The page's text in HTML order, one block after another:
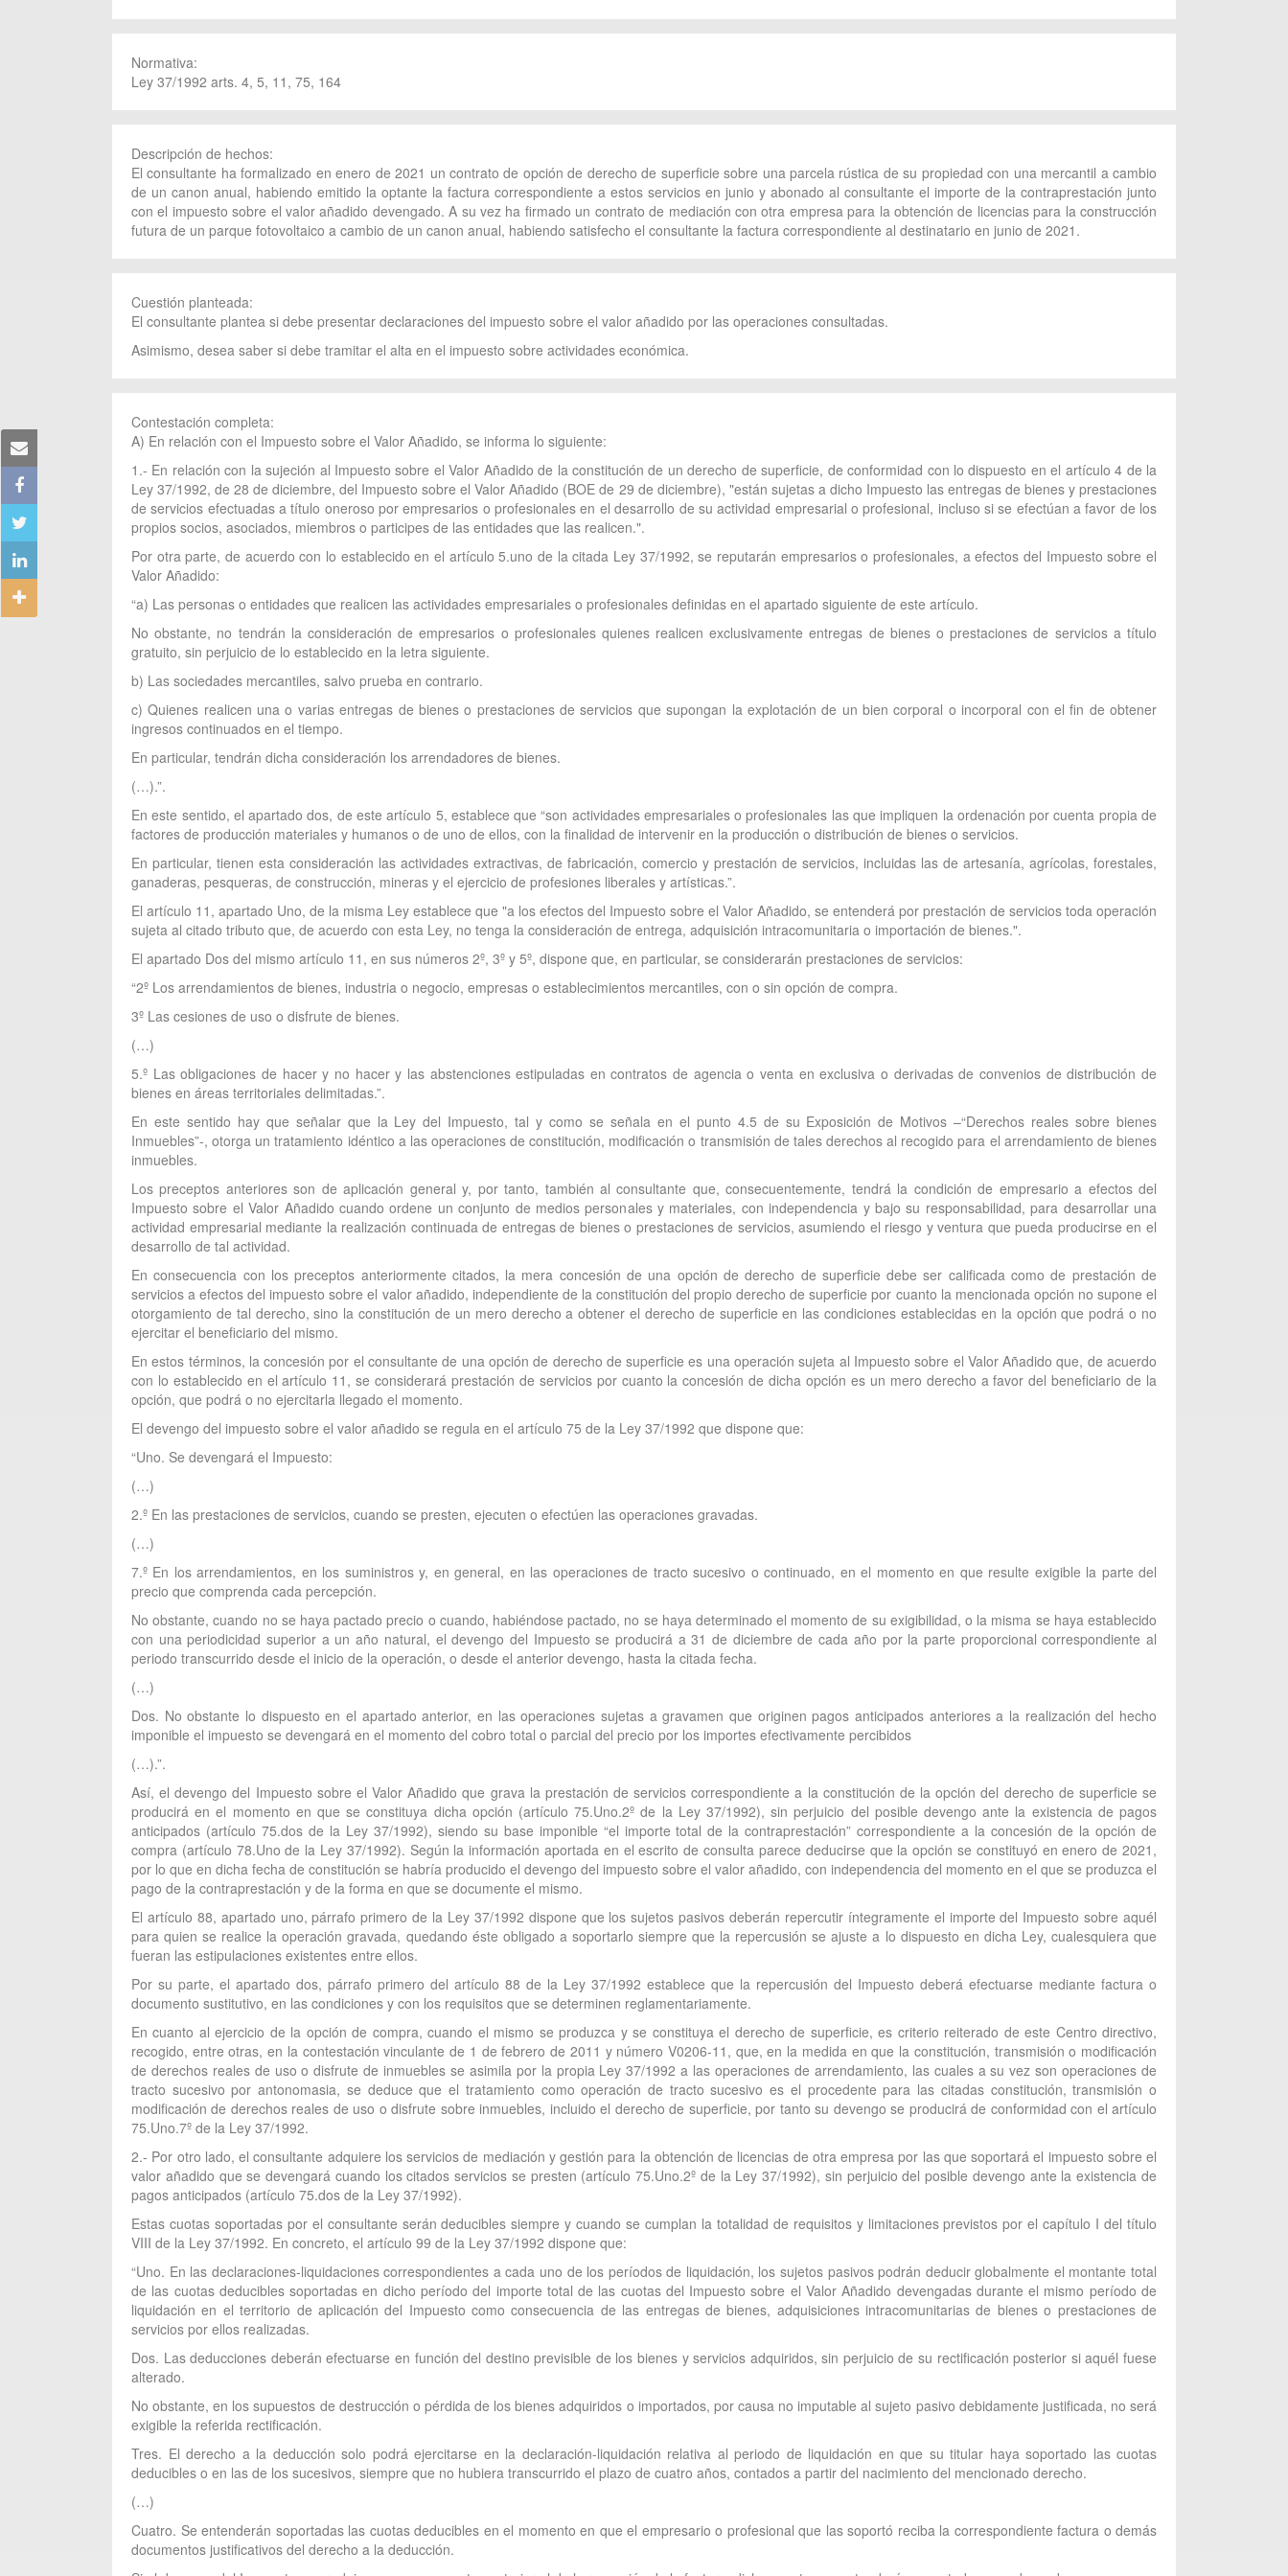
Normativa:
Ley 37/1992 arts. 4, 5, 11, 75, 164
Descripción de hechos:
El consultante ha formalizado en enero de 2021 un contrato de opción de derecho de superficie sobre una parcela rústica de su propiedad con una mercantil a cambio
de un canon anual, habiendo emitido la optante la factura correspondiente a estos servicios en junio y abonado al consultante el importe de la contraprestación junto
con el impuesto sobre el valor añadido devengado. A su vez ha firmado un contrato de mediación con otra empresa para la obtención de licencias para la construcción
futura de un parque fotovoltaico a cambio de un canon anual, habiendo satisfecho el consultante la factura correspondiente al destinatario en junio de 2021.
Cuestión planteada:
El consultante plantea si debe presentar declaraciones del impuesto sobre el valor añadido por las operaciones consultadas.
Asimismo, desea saber si debe tramitar el alta en el impuesto sobre actividades económica.
Contestación completa:
A) En relación con el Impuesto sobre el Valor Añadido, se informa lo siguiente:
1.- En relación con la sujeción al Impuesto sobre el Valor Añadido de la constitución de un derecho de superficie, de conformidad con lo dispuesto en el artículo 4 de la
Ley 37/1992, de 28 de diciembre, del Impuesto sobre el Valor Añadido (BOE de 29 de diciembre), "están sujetas a dicho Impuesto las entregas de bienes y prestaciones
de servicios efectuadas a título oneroso por empresarios o profesionales en el desarrollo de su actividad empresarial o profesional, incluso si se efectúan a favor de los
propios socios, asociados, miembros o participes de las entidades que las realicen.".
Por otra parte, de acuerdo con lo establecido en el artículo 5.uno de la citada Ley 37/1992, se reputarán empresarios o profesionales, a efectos del Impuesto sobre el
Valor Añadido:
“a) Las personas o entidades que realicen las actividades empresariales o profesionales definidas en el apartado siguiente de este artículo.
No obstante, no tendrán la consideración de empresarios o profesionales quienes realicen exclusivamente entregas de bienes o prestaciones de servicios a título
gratuito, sin perjuicio de lo establecido en la letra siguiente.
b) Las sociedades mercantiles, salvo prueba en contrario.
c) Quienes realicen una o varias entregas de bienes o prestaciones de servicios que supongan la explotación de un bien corporal o incorporal con el fin de obtener
ingresos continuados en el tiempo.
En particular, tendrán dicha consideración los arrendadores de bienes.
(…).”.
En este sentido, el apartado dos, de este artículo 5, establece que “son actividades empresariales o profesionales las que impliquen la ordenación por cuenta propia de
factores de producción materiales y humanos o de uno de ellos, con la finalidad de intervenir en la producción o distribución de bienes o servicios.
En particular, tienen esta consideración las actividades extractivas, de fabricación, comercio y prestación de servicios, incluidas las de artesanía, agrícolas, forestales,
ganaderas, pesqueras, de construcción, mineras y el ejercicio de profesiones liberales y artísticas.”.
El artículo 11, apartado Uno, de la misma Ley establece que "a los efectos del Impuesto sobre el Valor Añadido, se entenderá por prestación de servicios toda operación
sujeta al citado tributo que, de acuerdo con esta Ley, no tenga la consideración de entrega, adquisición intracomunitaria o importación de bienes.".
El apartado Dos del mismo artículo 11, en sus números 2º, 3º y 5º, dispone que, en particular, se considerarán prestaciones de servicios:
“2º Los arrendamientos de bienes, industria o negocio, empresas o establecimientos mercantiles, con o sin opción de compra.
3º Las cesiones de uso o disfrute de bienes.
(…)
5.º Las obligaciones de hacer y no hacer y las abstenciones estipuladas en contratos de agencia o venta en exclusiva o derivadas de convenios de distribución de
bienes en áreas territoriales delimitadas.”.
En este sentido hay que señalar que la Ley del Impuesto, tal y como se señala en el punto 4.5 de su Exposición de Motivos –“Derechos reales sobre bienes
Inmuebles”-, otorga un tratamiento idéntico a las operaciones de constitución, modificación o transmisión de tales derechos al recogido para el arrendamiento de bienes
inmuebles.
Los preceptos anteriores son de aplicación general y, por tanto, también al consultante que, consecuentemente, tendrá la condición de empresario a efectos del
Impuesto sobre el Valor Añadido cuando ordene un conjunto de medios personales y materiales, con independencia y bajo su responsabilidad, para desarrollar una
actividad empresarial mediante la realización continuada de entregas de bienes o prestaciones de servicios, asumiendo el riesgo y ventura que pueda producirse en el
desarrollo de tal actividad.
En consecuencia con los preceptos anteriormente citados, la mera concesión de una opción de derecho de superficie debe ser calificada como de prestación de
servicios a efectos del impuesto sobre el valor añadido, independiente de la constitución del propio derecho de superficie por cuanto la mencionada opción no supone el
otorgamiento de tal derecho, sino la constitución de un mero derecho a obtener el derecho de superficie en las condiciones establecidas en la opción que podrá o no
ejercitar el beneficiario del mismo.
En estos términos, la concesión por el consultante de una opción de derecho de superficie es una operación sujeta al Impuesto sobre el Valor Añadido que, de acuerdo
con lo establecido en el artículo 11, se considerará prestación de servicios por cuanto la concesión de dicha opción es un mero derecho a favor del beneficiario de la
opción, que podrá o no ejercitarla llegado el momento.
El devengo del impuesto sobre el valor añadido se regula en el artículo 75 de la Ley 37/1992 que dispone que:
“Uno. Se devengará el Impuesto:
(…)
2.º En las prestaciones de servicios, cuando se presten, ejecuten o efectúen las operaciones gravadas.
(…)
7.º En los arrendamientos, en los suministros y, en general, en las operaciones de tracto sucesivo o continuado, en el momento en que resulte exigible la parte del
precio que comprenda cada percepción.
No obstante, cuando no se haya pactado precio o cuando, habiéndose pactado, no se haya determinado el momento de su exigibilidad, o la misma se haya establecido
con una periodicidad superior a un año natural, el devengo del Impuesto se producirá a 31 de diciembre de cada año por la parte proporcional correspondiente al
periodo transcurrido desde el inicio de la operación, o desde el anterior devengo, hasta la citada fecha.
(…)
Dos. No obstante lo dispuesto en el apartado anterior, en las operaciones sujetas a gravamen que originen pagos anticipados anteriores a la realización del hecho
imponible el impuesto se devengará en el momento del cobro total o parcial del precio por los importes efectivamente percibidos
(…).”.
Así, el devengo del Impuesto sobre el Valor Añadido que grava la prestación de servicios correspondiente a la constitución de la opción del derecho de superficie se
producirá en el momento en que se constituya dicha opción (artículo 75.Uno.2º de la Ley 37/1992), sin perjuicio del posible devengo ante la existencia de pagos
anticipados (artículo 75.dos de la Ley 37/1992), siendo su base imponible “el importe total de la contraprestación” correspondiente a la concesión de la opción de
compra (artículo 78.Uno de la Ley 37/1992). Según la información aportada en el escrito de consulta parece deducirse que la opción se constituyó en enero de 2021,
por lo que en dicha fecha de constitución se habría producido el devengo del impuesto sobre el valor añadido, con independencia del momento en el que se produzca el
pago de la contraprestación y de la forma en que se documente el mismo.
El artículo 88, apartado uno, párrafo primero de la Ley 37/1992 dispone que los sujetos pasivos deberán repercutir íntegramente el importe del Impuesto sobre aquél
para quien se realice la operación gravada, quedando éste obligado a soportarlo siempre que la repercusión se ajuste a lo dispuesto en dicha Ley, cualesquiera que
fueran las estipulaciones existentes entre ellos.
Por su parte, el apartado dos, párrafo primero del artículo 88 de la Ley 37/1992 establece que la repercusión del Impuesto deberá efectuarse mediante factura o
documento sustitutivo, en las condiciones y con los requisitos que se determinen reglamentariamente.
En cuanto al ejercicio de la opción de compra, cuando el mismo se produzca y se constituya el derecho de superficie, es criterio reiterado de este Centro directivo,
recogido, entre otras, en la contestación vinculante de 1 de febrero de 2011 y número V0206-11, que, en la medida en que la constitución, transmisión o modificación
de derechos reales de uso o disfrute de inmuebles se asimila por la propia Ley 37/1992 a las operaciones de arrendamiento, las cuales a su vez son operaciones de
tracto sucesivo por antonomasia, se deduce que el tratamiento como operación de tracto sucesivo es el procedente para las citadas constitución, transmisión o
modificación de derechos reales de uso o disfrute sobre inmuebles, incluido el derecho de superficie, por tanto su devengo se producirá de conformidad con el artículo
75.Uno.7º de la Ley 37/1992.
2.- Por otro lado, el consultante adquiere los servicios de mediación y gestión para la obtención de licencias de otra empresa por las que soportará el impuesto sobre el
valor añadido que se devengará cuando los citados servicios se presten (artículo 75.Uno.2º de la Ley 37/1992), sin perjuicio del posible devengo ante la existencia de
pagos anticipados (artículo 75.dos de la Ley 37/1992).
Estas cuotas soportadas por el consultante serán deducibles siempre y cuando se cumplan la totalidad de requisitos y limitaciones previstos por el capítulo I del título
VIII de la Ley 37/1992. En concreto, el artículo 99 de la Ley 37/1992 dispone que:
“Uno. En las declaraciones-liquidaciones correspondientes a cada uno de los períodos de liquidación, los sujetos pasivos podrán deducir globalmente el montante total
de las cuotas deducibles soportadas en dicho período del importe total de las cuotas del Impuesto sobre el Valor Añadido devengadas durante el mismo período de
liquidación en el territorio de aplicación del Impuesto como consecuencia de las entregas de bienes, adquisiciones intracomunitarias de bienes o prestaciones de
servicios por ellos realizadas.
Dos. Las deducciones deberán efectuarse en función del destino previsible de los bienes y servicios adquiridos, sin perjuicio de su rectificación posterior si aquél fuese
alterado.
No obstante, en los supuestos de destrucción o pérdida de los bienes adquiridos o importados, por causa no imputable al sujeto pasivo debidamente justificada, no será
exigible la referida rectificación.
Tres. El derecho a la deducción solo podrá ejercitarse en la declaración-liquidación relativa al periodo de liquidación en que su titular haya soportado las cuotas
deducibles o en las de los sucesivos, siempre que no hubiera transcurrido el plazo de cuatro años, contados a partir del nacimiento del mencionado derecho.
(…)
Cuatro. Se entenderán soportadas las cuotas deducibles en el momento en que el empresario o profesional que las soportó reciba la correspondiente factura o demás
documentos justificativos del derecho a la deducción.